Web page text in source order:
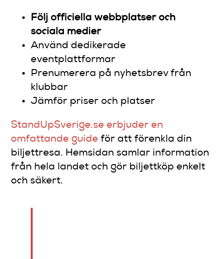
Följ officiella webbplatser och
sociala medier
Använd dedikerade
eventplattformar
Prenumerera på nyhetsbrev från
klubbar
Jämför priser och platser
StandUpSverige.se erbjuder en
omfattande guide för att förenkla din
biljettresa. Hemsidan samlar information
från hela landet och gör biljettköp enkelt
och säkert.